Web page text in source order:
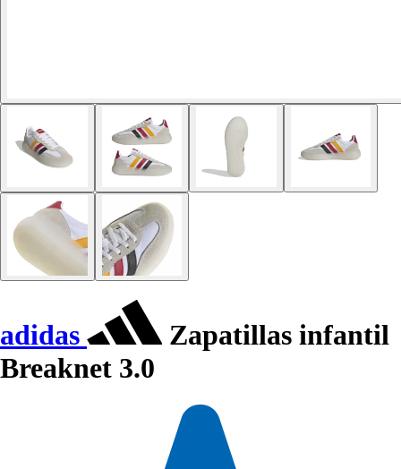
adidas
Zapatillas infantil
Breaknet 3.0